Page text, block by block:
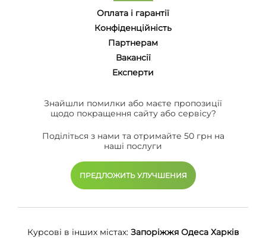
Оплата і гарантії
Конфіденційність
Партнерам
Вакансії
Eксперти
Знайшли помилки або маєте пропозиції
щодо покращення сайту або сервісу?
Поділіться з нами та отримайте 50 грн на
наші послуги
ПРЕДЛОЖИТЬ УЛУЧШЕНИЯ
Курсові в інших містах: Запоріжжя Одеса Харків